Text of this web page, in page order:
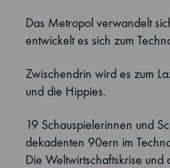
Das Metropol verwandelt
entwickelt es sich zum
Zwischendrin wird es zum
und die Hippies.
19 Schauspielerinnen und
dekadenten 90ern im
Die Weltwirtschaftskrise